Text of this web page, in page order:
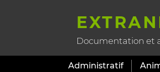
Documentation et
Administratif